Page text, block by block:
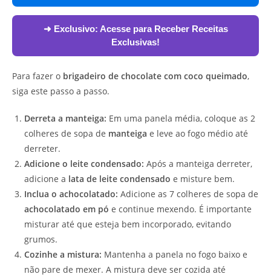
➜ Exclusivo: Acesse para Receber Receitas
Exclusivas!
Para fazer o brigadeiro de chocolate com coco queimado,
siga este passo a passo.
Derreta a manteiga: Em uma panela média, coloque as 2
colheres de sopa de manteiga e leve ao fogo médio até
derreter.
Adicione o leite condensado: Após a manteiga derreter,
adicione a lata de leite condensado e misture bem.
Inclua o achocolatado: Adicione as 7 colheres de sopa de
achocolatado em pó e continue mexendo. É importante
misturar até que esteja bem incorporado, evitando
grumos.
Cozinhe a mistura: Mantenha a panela no fogo baixo e
não pare de mexer. A mistura deve ser cozida até